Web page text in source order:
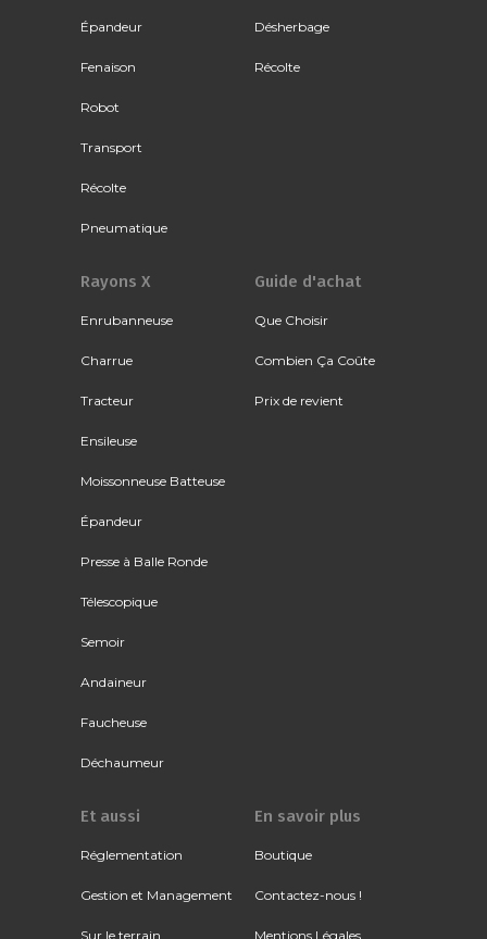
Épandeur
Fenaison
Robot
Transport
Récolte
Pneumatique
Désherbage
Récolte
Rayons X
Enrubanneuse
Charrue
Tracteur
Ensileuse
Moissonneuse Batteuse
Épandeur
Presse à Balle Ronde
Télescopique
Semoir
Andaineur
Faucheuse
Déchaumeur
Guide d'achat
Que Choisir
Combien Ça Coûte
Prix de revient
Et aussi
Réglementation
Gestion et Management
Sur le terrain
En savoir plus
Boutique
Contactez-nous !
Mentions Légales